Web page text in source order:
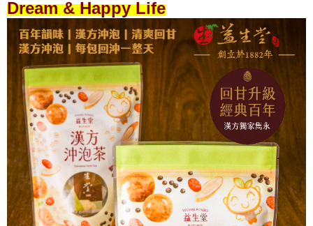
Dream & Happy Life